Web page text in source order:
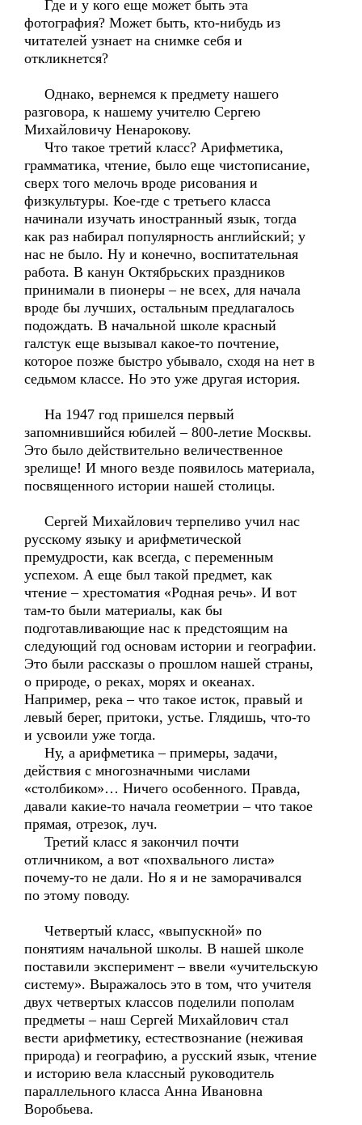
Где и у кого еще может быть эта
фотография? Может быть, кто-нибудь из
читателей узнает на снимке себя и
откликнется?
Однако, вернемся к предмету нашего
разговора, к нашему учителю Сергею
Михайловичу Ненарокову.
Что такое третий класс? Арифметика,
грамматика, чтение, было еще чистописание,
сверх того мелочь вроде рисования и
физкультуры. Кое-где с третьего класса
начинали изучать иностранный язык, тогда
как раз набирал популярность английский; у
нас не было. Ну и конечно, воспитательная
работа. В канун Октябрьских праздников
принимали в пионеры – не всех, для начала
вроде бы лучших, остальным предлагалось
подождать. В начальной школе красный
галстук еще вызывал какое-то почтение,
которое позже быстро убывало, сходя на нет в
седьмом классе. Но это уже другая история.
На 1947 год пришелся первый
запомнившийся юбилей – 800-летие Москвы.
Это было действительно величественное
зрелище! И много везде появилось материала,
посвященного истории нашей столицы.
Сергей Михайлович терпеливо учил нас
русскому языку и арифметической
премудрости, как всегда, с переменным
успехом. А еще был такой предмет, как
чтение – хрестоматия «Родная речь». И вот
там-то были материалы, как бы
подготавливающие нас к предстоящим на
следующий год основам истории и географии.
Это были рассказы о прошлом нашей страны,
о природе, о реках, морях и океанах.
Например, река – что такое исток, правый и
левый берег, притоки, устье. Глядишь, что-то
и усвоили уже тогда.
Ну, а арифметика – примеры, задачи,
действия с многозначными числами
«столбиком»… Ничего особенного. Правда,
давали какие-то начала геометрии – что такое
прямая, отрезок, луч.
Третий класс я закончил почти
отличником, а вот «похвального листа»
почему-то не дали. Но я и не заморачивался
по этому поводу.
Четвертый класс, «выпускной» по
понятиям начальной школы. В нашей школе
поставили эксперимент – ввели «учительскую
систему». Выражалось это в том, что учителя
двух четвертых классов поделили пополам
предметы – наш Сергей Михайлович стал
вести арифметику, естествознание (неживая
природа) и географию, а русский язык, чтение
и историю вела классный руководитель
параллельного класса Анна Ивановна
Воробьева.